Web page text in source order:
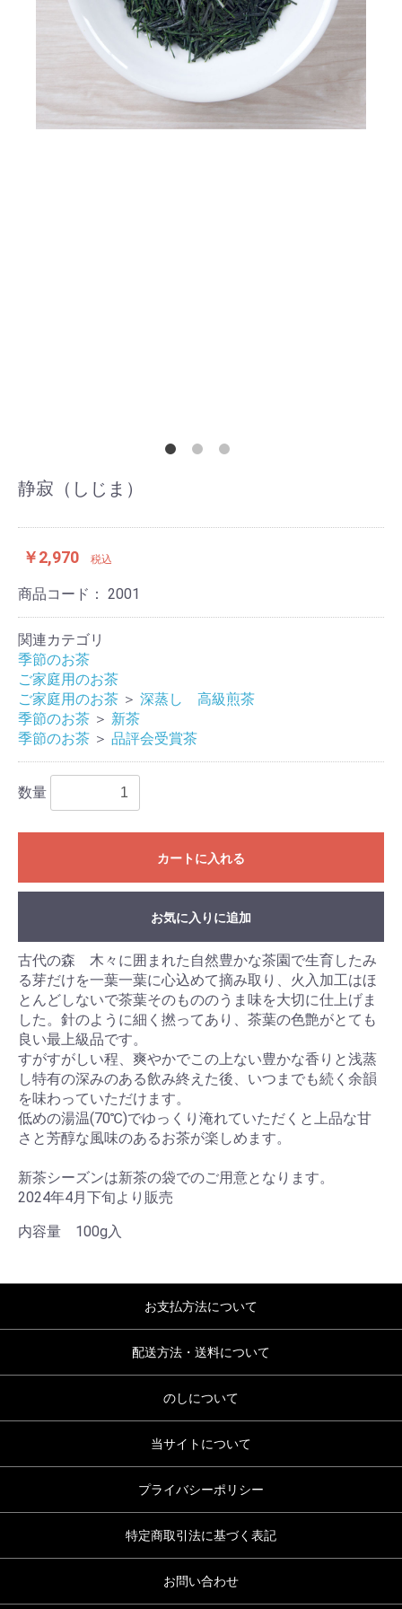
静寂（しじま）
￥2,970 税込
商品コード： 2001
関連カテゴリ
季節のお茶
ご家庭用のお茶
ご家庭用のお茶 ＞ 深蒸し 高級煎茶
季節のお茶 ＞ 新茶
季節のお茶 ＞ 品評会受賞茶
数量
カートに入れる
お気に入りに追加
古代の森 木々に囲まれた自然豊かな茶園で生育したみ
る芽だけを一葉一葉に心込めて摘み取り、火入加工はほ
とんどしないで茶葉そのもののうま味を大切に仕上げま
した。針のように細く撚ってあり、茶葉の色艶がとても
良い最上級品です。
すがすがしい程、爽やかでこの上ない豊かな香りと浅蒸
し特有の深みのある飲み終えた後、いつまでも続く余韻
を味わっていただけます。
低めの湯温(70℃)でゆっくり淹れていただくと上品な甘
さと芳醇な風味のあるお茶が楽しめます。
新茶シーズンは新茶の袋でのご用意となります。
2024年4月下旬より販売
内容量 100g入
お支払方法について
配送方法・送料について
のしについて
当サイトについて
プライバシーポリシー
特定商取引法に基づく表記
お問い合わせ